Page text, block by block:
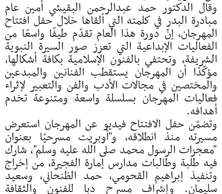
وقال الدكتور حمد عبدالرحمن البقيشي أمين عام
مبادرة البدر في كلمته التي ألقاها خلال حفل افتتاح
المهرجان، إنّ دورة هذا العام تقدّم طيفًا واسعًا من
الفعاليات الإبداعية التي تعزز صور السيرة النبوية
الشريفة، وتحتفي بالفنون الإسلامية بكافة أشكالها،
مؤكّدًا أن المهرجان يستقطب الفنانين والمبدعين
والمختصين في مجالات الأدب والفن والتعبير لإثراء
فعاليات المهرجان بسلسلة واسعة ومتنوعة تخدم
أهدافه.
وتضمّن حفل الافتتاح فيديو عن المهرجان استعرض
مسيرته منذ انطلاقه، و"أوبريت مسرحيًا بعنوان
"معجزات الرسول محمد صلى الله عليه وسلم"، شارك
فيه طلبة وطالبات مدارس إمارة الفجيرة، من إخراج
وتنفيذ إبراهيم القحومي، حمد الظنحاني، وسعيد
سليمان. وإشراف مسرح دبا للفنون والثقافة